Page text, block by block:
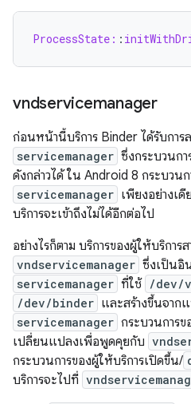
ProcessState: :
vndservicemanager
ก่อนหน้านี้บริการ Binder ได้รับการ
servicemanager ซึ่งกระบวนกา
ดังกล่าวได้ ใน Android 8 กระบวน
servicemanager เพียงอย่างเ
บริการจะเข้าถึงไม่ได้อีกต่อไป
อย่างไรก็ตาม บริการของผู้ให้บริการส
vndservicemanager ซึ่งเป็นอิ
servicemanager ที่ใช้ /dev/
/dev/binder และสร้างขึ้นจาก
servicemanager กระบวนการข
เปลี่ยนแปลงเพื่อพูดคุยกับ
กระบวนการของผู้ให้บริการเปิดขึ้น/
บริการจะไปที่